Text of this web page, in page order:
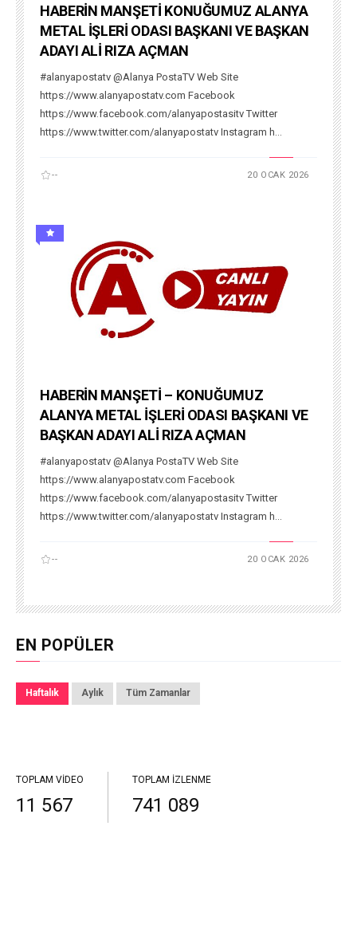
HABERİN MANŞETİ KONUĞUMUZ ALANYA
METAL İŞLERİ ODASI BAŞKANI VE BAŞKAN
ADAYI ALİ RIZA AÇMAN
#alanyapostatv @Alanya PostaTV Web Site
https://www.alanyapostatv.com Facebook
https://www.facebook.com/alanyapostasitv Twitter
https://www.twitter.com/alanyapostatv Instagram h...
-- 20 OCAK 2026
HABERİN MANŞETİ – KONUĞUMUZ
ALANYA METAL İŞLERİ ODASI BAŞKANI VE
BAŞKAN ADAYI ALİ RIZA AÇMAN
#alanyapostatv @Alanya PostaTV Web Site
https://www.alanyapostatv.com Facebook
https://www.facebook.com/alanyapostasitv Twitter
https://www.twitter.com/alanyapostatv Instagram h...
-- 20 OCAK 2026
EN POPÜLER
Haftalık Aylık Tüm Zamanlar
TOPLAM VIDEO
11 567
TOPLAM İZLENME
741 089